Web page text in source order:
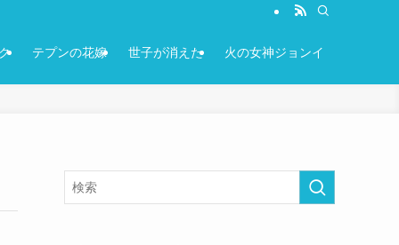
テプンの花嫁 世子が消えた 火の女神ジョンイ